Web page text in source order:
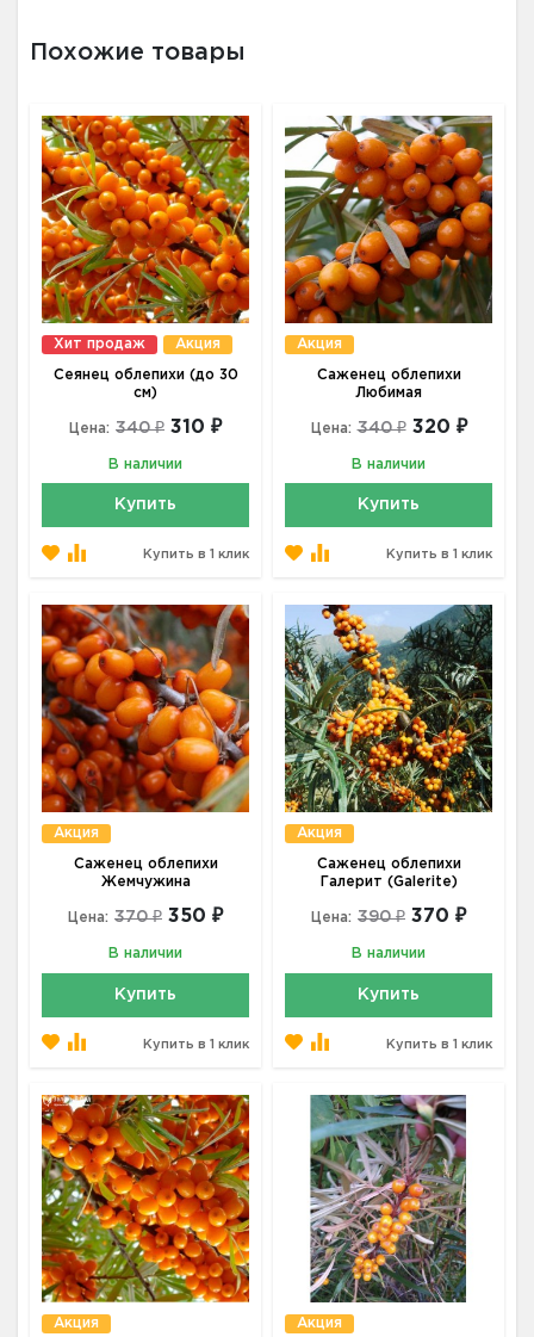
Похожие товары
Хит продаж Акция
Сеянец облепихи (до 30
см)
Цена: 340 ₽ 310 ₽
В наличии
Купить
Купить в 1 клик
Акция
Саженец облепихи
Любимая
Цена: 340 ₽ 320 ₽
В наличии
Купить
Купить в 1 клик
Акция
Саженец облепихи
Жемчужина
Цена: 370 ₽ 350 ₽
В наличии
Купить
Купить в 1 клик
Акция
Саженец облепихи
Галерит (Galerite)
Цена: 390 ₽ 370 ₽
В наличии
Купить
Купить в 1 клик
Акция Акция